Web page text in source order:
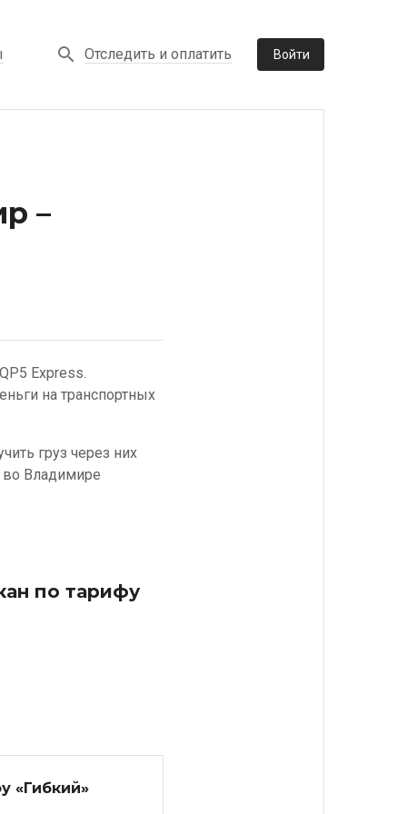
Отследить и оплатить Войти
–
Express.
на транспортных
груз через них
во Владимире
по тарифу
«Гибкий»